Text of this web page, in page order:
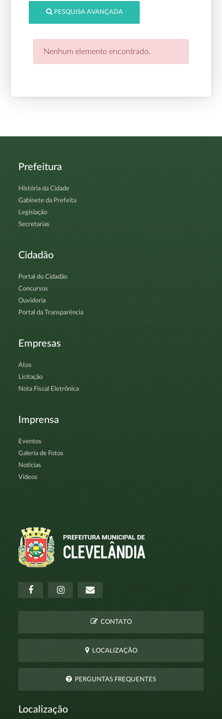
PESQUISA AVANÇADA
Nenhum elemento encontrado.
Prefeitura
História da Cidade
Gabinete da Prefeita
Legislação
Secretarias
Cidadão
Portal do Cidadão
Concursos
Ouvidoria
Portal da Transparência
Empresas
Atos
Licitação
Nota Fiscal Eletrônica
Imprensa
Eventos
Galeria de Fotos
Notícias
Vídeos
CONTATO
LOCALIZAÇÃO
PERGUNTAS FREQUENTES
Localização